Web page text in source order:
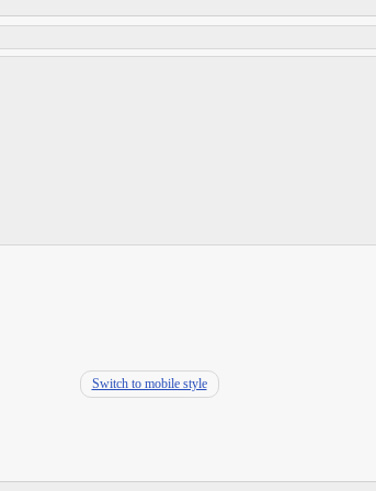
Switch to mobile style